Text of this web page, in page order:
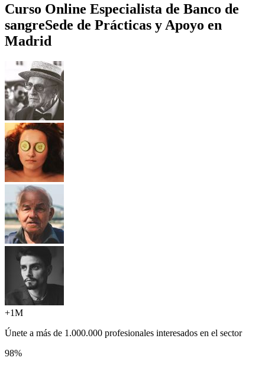
Curso Online Especialista de Banco de
sangreSede de Prácticas y Apoyo en
Madrid
+1M
Únete a más de 1.000.000 profesionales interesados en el sector
98%